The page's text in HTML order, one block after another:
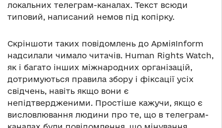
локальних телеграм-каналах. Текст всюди
типовий, написаний немов під копірку.
Скріншоти таких повідомлень до АрміяInform
надсилали чимало читачів. Human Rights Watch,
як і багато інших міжнародних організацій,
дотримуються правила збору і фіксації усіх
свідчень, навіть якщо вони є
непідтвердженими. Простіше кажучи, якщо є
висловлювання людини про те, що в телеграм-